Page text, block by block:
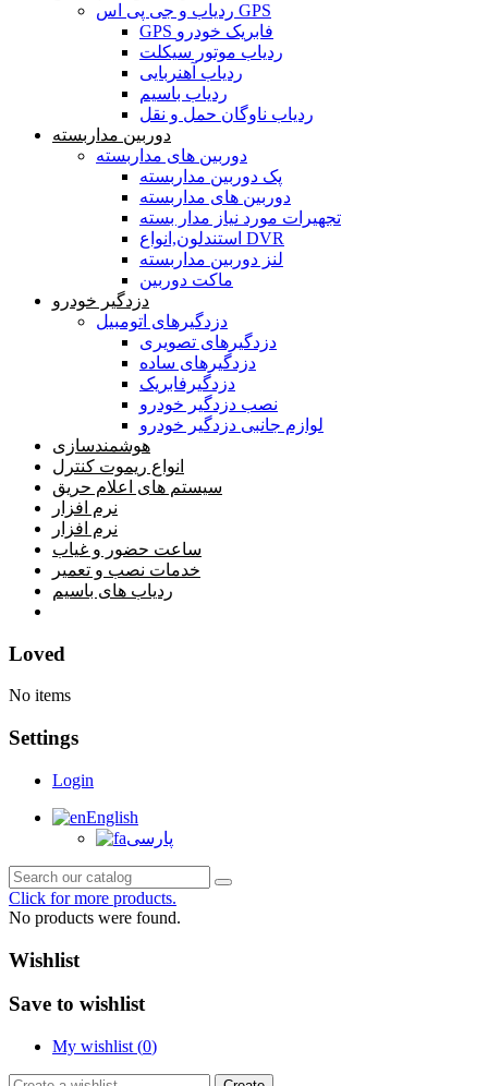
ردیاب و جی پی اس GPS
GPS فابریک خودرو
ردیاب موتور سیکلت
ردیاب آهنربایی
ردیاب باسیم
ردیاب ناوگان حمل و نقل
دوربین مداربسته
دوربین های مداربسته
پک دوربین مداربسته
دوربین های مداربسته
تجهیرات مورد نیاز مدار بسته
استندلون,انواع DVR
لنز دوربین مداربسته
ماکت دوربین
دزدگیر خودرو
دزدگیرهای اتومبیل
دزدگیرهای تصویری
دزدگیرهای ساده
دزدگیرفابریک
نصب دزدگیر خودرو
لوازم جانبی دزدگیر خودرو
هوشمندسازی
انواع ریموت کنترل
سیستم های اعلام حریق
نرم افزار
نرم افزار
ساعت حضور و غیاب
خدمات نصب و تعمیر
ردیاب های باسیم
Loved
No items
Settings
Login
English
پارسی
Click for more products.
No products were found.
Wishlist
Save to wishlist
My wishlist (0)